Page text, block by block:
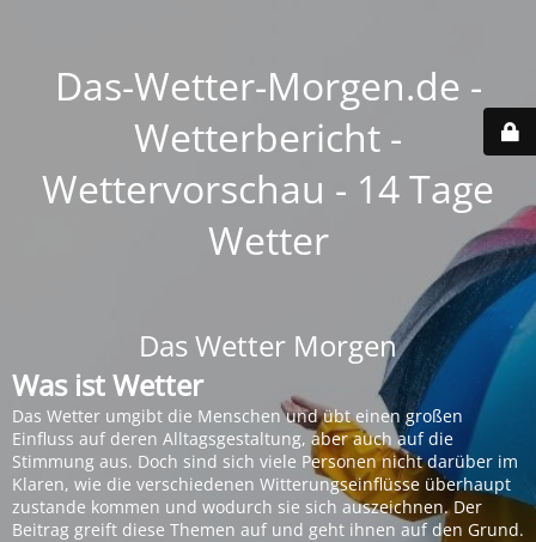
Das-Wetter-Morgen.de -
Wetterbericht -
Wettervorschau - 14 Tage
Wetter
Das Wetter Morgen
Was ist Wetter
Das Wetter umgibt die Menschen und übt einen großen
Einfluss auf deren Alltagsgestaltung, aber auch auf die
Stimmung aus. Doch sind sich viele Personen nicht darüber im
Klaren, wie die verschiedenen Witterungseinflüsse überhaupt
zustande kommen und wodurch sie sich auszeichnen. Der
Beitrag greift diese Themen auf und geht ihnen auf den Grund.